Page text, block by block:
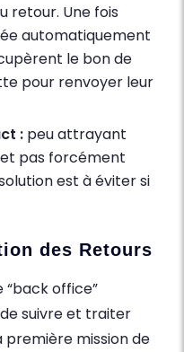
retour. Une fois
automatiquement
le bon de
pour renvoyer leur
:peu attrayant
pas forcément
est à éviter si
des Retours
“back office”
suivre et traiter
première mission de